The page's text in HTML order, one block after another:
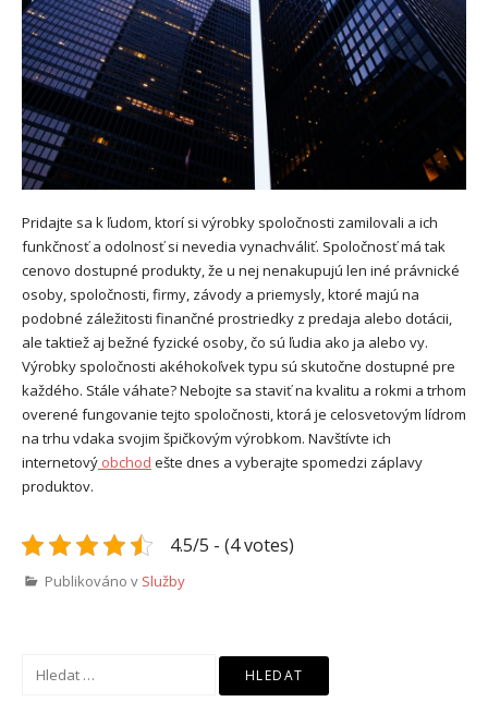
Pridajte sa k ľudom, ktorí si výrobky spoločnosti zamilovali a ich
funkčnosť a odolnosť si nevedia vynachváliť. Spoločnosť má tak
cenovo dostupné produkty, že u nej nenakupujú len iné právnické
osoby, spoločnosti, firmy, závody a priemysly, ktoré majú na
podobné záležitosti finančné prostriedky z predaja alebo dotácii,
ale taktiež aj bežné fyzické osoby, čo sú ľudia ako ja alebo vy.
Výrobky spoločnosti akéhokoľvek typu sú skutočne dostupné pre
každého. Stále váhate? Nebojte sa staviť na kvalitu a rokmi a trhom
overené fungovanie tejto spoločnosti, ktorá je celosvetovým lídrom
na trhu vdaka svojim špičkovým výrobkom. Navštívte ich
internetový obchod ešte dnes a vyberajte spomedzi záplavy
produktov.
4.5/5 - (4 votes)
Publikováno v Služby
Vyhledávání